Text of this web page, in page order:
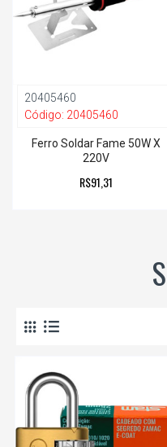
20405460
Código: 20405460
Ferro Soldar Fame 50W X
220V
R$91,31